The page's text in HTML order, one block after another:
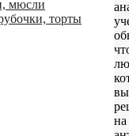
мюсли
торты
на